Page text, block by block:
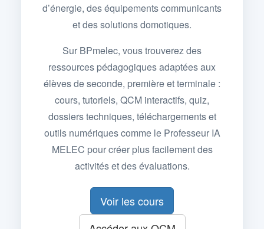
d’énergie, des équipements communicants
et des solutions domotiques.
Sur BPmelec, vous trouverez des
ressources pédagogiques adaptées aux
élèves de seconde, première et terminale :
cours, tutoriels, QCM interactifs, quiz,
dossiers techniques, téléchargements et
outils numériques comme le Professeur IA
MELEC pour créer plus facilement des
activités et des évaluations.
Voir les cours